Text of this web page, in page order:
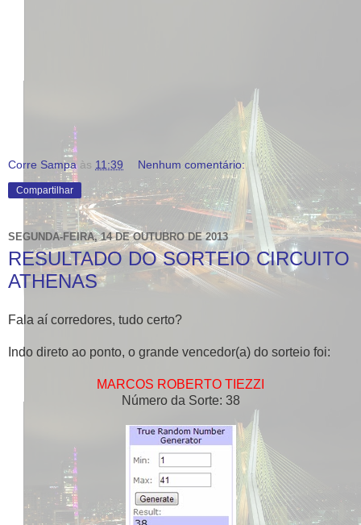
Corre Sampa às 11:39 Nenhum comentário:
Compartilhar
SEGUNDA-FEIRA, 14 DE OUTUBRO DE 2013
RESULTADO DO SORTEIO CIRCUITO
ATHENAS
Fala aí corredores, tudo certo?
Indo direto ao ponto, o grande vencedor(a) do sorteio foi:
MARCOS ROBERTO TIEZZI
Número da Sorte: 38